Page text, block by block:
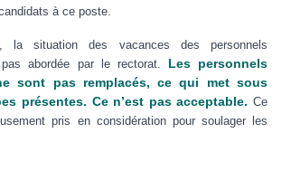
à ce poste.
situation des vacances des personnels
abordée par le rectorat. Les personnels
sont pas remplacés, ce qui met sous
présentes. Ce n’est pas acceptable. Ce
pris en considération pour soulager les